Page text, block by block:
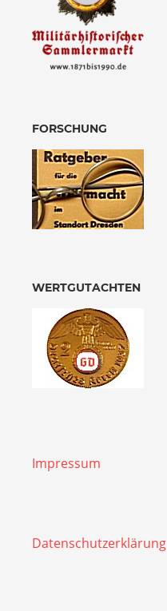
FORSCHUNG
WERTGUTACHTEN
Impressum
Datenschutzerklärung